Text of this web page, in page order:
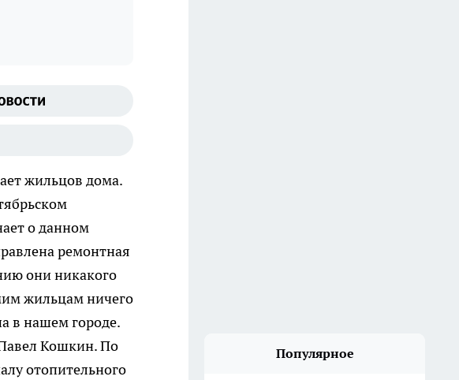
жильцов дома.
о данном
ремонтная
они никакого
жильцам ничего
в нашем городе.
Кошкин. По
отопительного
Популярное